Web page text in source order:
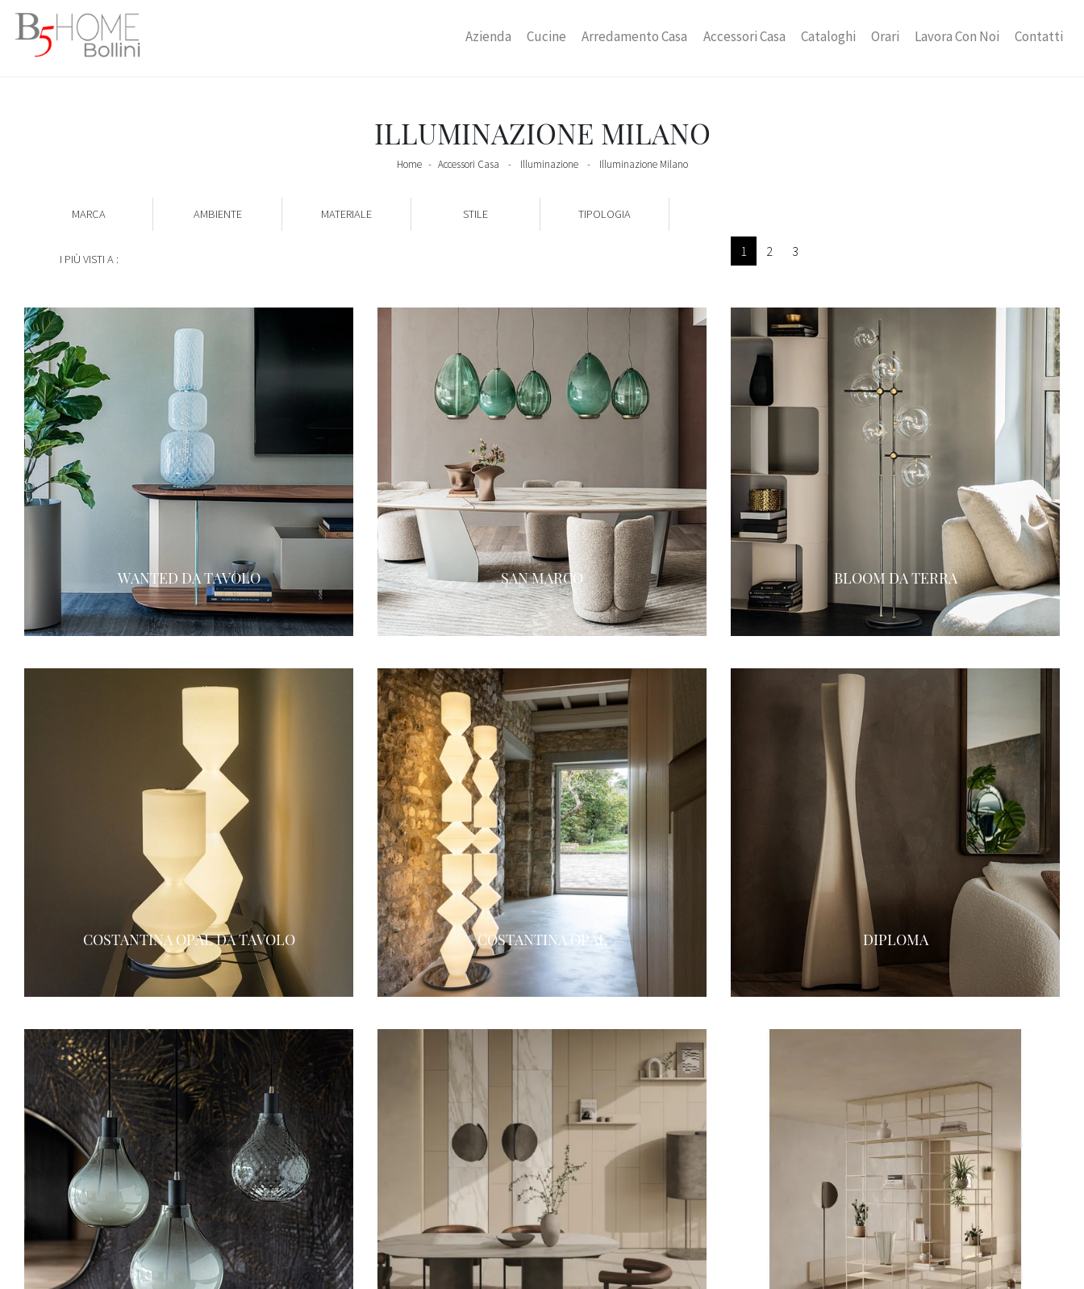
Azienda Cucine Arredamento Casa Accessori Casa Cataloghi Orari Lavora Con Noi Contatti
ILLUMINAZIONE MILANO
Home - Accessori Casa - Illuminazione - Illuminazione Milano
MARCA AMBIENTE MATERIALE STILE TIPOLOGIA
I PIÙ VISTI A : 1 2 3
WANTED DA TAVOLO SAN MARCO BLOOM DA TERRA
COSTANTINA OPAL DA TAVOLO COSTANTINA OPAL DIPLOMA